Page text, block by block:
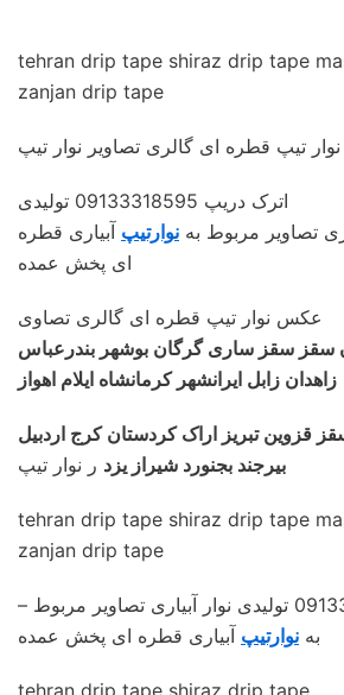
tehran drip tape shiraz drip tape
zanjan drip tape
اترک دریپ 09133318595 تولیدی
تصاویر مربوط به نوارتیپ آبیاری قطره
ای پخش عمده
عکس نوار تیپ قطره ای گالری تصاوی
سقز سقز ساری گرگان بوشهر بندرعباس
زاهدان زابل ایرانشهر کرمانشاه ایلام اهواز
قزوین تبریز اراک کردستان کرج اردبیل
بیرجند بجنورد شیراز یزد ر نوار تیپ
tehran drip tape shiraz drip tape
zanjan drip tape
– اترک دریپ 09133318595 تولیدی نوار آبیاری تصاویر مربوط
به نوارتیپ آبیاری قطره ای پخش عمده
tehran drip tape shiraz drip tape